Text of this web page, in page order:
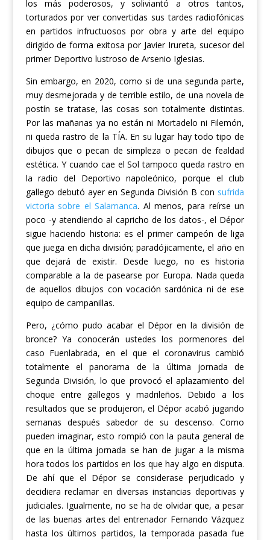
los más poderosos, y soliviantó a otros tantos,
torturados por ver convertidas sus tardes radiofónicas
en partidos infructuosos por obra y arte del equipo
dirigido de forma exitosa por Javier Irureta, sucesor del
primer Deportivo lustroso de Arsenio Iglesias.
Sin embargo, en 2020, como si de una segunda parte,
muy desmejoraday de terrible estilo, de una novela de
postín se tratase, las cosas son totalmente distintas.
Por las mañanas ya no están ni Mortadelo ni Filemón,
ni queda rastro de la TÍA. En su lugar hay todo tipo de
dibujos que o pecan de simpleza o pecan de fealdad
estética. Y cuando cae el Sol tampoco queda rastro en
la radio del Deportivo napoleónico, porque el club
gallego debutó ayeren Segunda División Bcon sufrida
victoria sobre el Salamanca. Al menos, para reírse un
poco -y atendiendo al capricho de los datos-, el Dépor
sigue haciendo historia: es el primer campeón de liga
que juega en dicha división; paradójicamente, el año en
que dejará de existir. Desde luego, no es historia
comparable a la de pasearse por Europa. Nada queda
de aquellos dibujos con vocación sardónica ni de ese
equipo de campanillas.
Pero, ¿cómo pudo acabar el Dépor en la división de
bronce?Ya conocerán ustedes los pormenores del
caso Fuenlabrada, en el que el coronaviruscambió
totalmente el panorama de la última jornada de
Segunda División, lo que provocó el aplazamiento del
choque entre gallegos y madrileños. Debido a los
resultados que se produjeron, el Dépor acabó jugando
semanas después sabedor de su descenso. Como
pueden imaginar, esto rompió con la pauta general de
que en la última jornada se han de jugar a la misma
hora todos los partidos en los que hay algo en disputa.
De ahí que el Dépor se considerase perjudicado y
decidiera reclamar en diversas instancias deportivas y
judiciales. Igualmente, no se ha de olvidar que, a pesar
de las buenas artes del entrenadorFernando Vázquez
hasta los últimos partidos, la temporada pasada fue